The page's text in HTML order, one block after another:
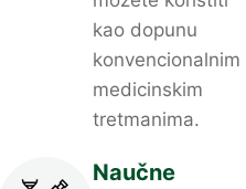
kao dopunu
konvencionalnim
medicinskim
tretmanima.
Naučne